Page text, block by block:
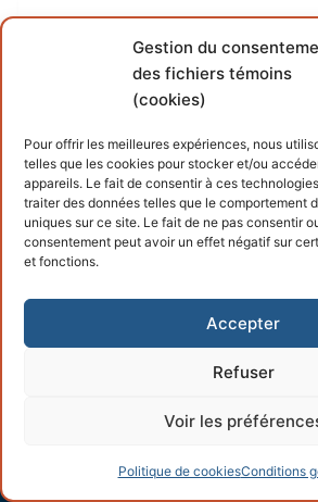
Gestion du
des fichiers témoins
(cookies)
Pour offrir les meilleures expériences, nous
telles que les cookies pour stocker et/ou
appareils. Le fait de consentir à ces
traiter des données telles que le comportement
uniques sur ce site. Le fait de ne pas consentir
consentement peut avoir un effet négatif sur
et fonctions.
Accepter
Refuser
Voir les
Politique de cookiesConditions
There are no images.
Copyright © 2026 – Propulsé par